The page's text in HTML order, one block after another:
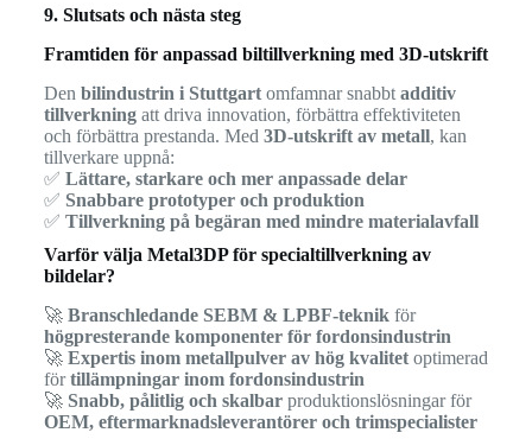
9. Slutsats och nästa steg
Framtiden för anpassad biltillverkning med 3D-utskrift
Den bilindustrin i Stuttgartomfamnar snabbt additiv
tillverkningatt driva innovation, förbättra effektiviteten
och förbättra prestanda. Med 3D-utskrift av metall, kan
tillverkare uppnå:
✅ Lättare, starkare och mer anpassade delar
✅ Snabbare prototyper och produktion
✅ Tillverkning på begäran med mindre materialavfall
Varför välja Metal3DP för specialtillverkning av
bildelar?
🚀 Branschledande SEBM & LPBF-teknikför
högpresterande komponenter för fordonsindustrin
🚀 Expertis inom metallpulver av hög kvalitetoptimerad
förtillämpningar inom fordonsindustrin
🚀 Snabb, pålitlig och skalbarproduktionslösningar för
OEM, eftermarknadsleverantörer och trimspecialister